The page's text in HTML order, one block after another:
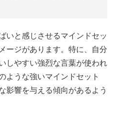
いと感じさせるマインドセッ
ージがあります。特に、自分
しやすい強烈な言葉が使われ
ような強いマインドセット
影響を与える傾向があるよう